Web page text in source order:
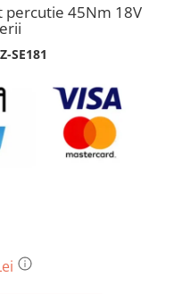
percutie 45Nm 18V
SE181